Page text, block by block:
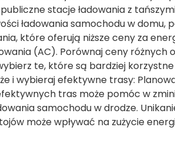
stacje ładowania z
ładowania samochodu w domu,
które oferują niższe ceny za
(AC). Porównaj ceny różnych
te, które są bardziej
i wybieraj efektywne trasy:
tras może pomóc w
samochodu w drodze.
może wpływać na zużycie